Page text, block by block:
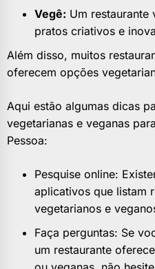
Vegê: Um restaurante
pratos criativos e
Além disso, muitos
oferecem opções
Aqui estão algumas dicas
vegetarianas e veganas
Pessoa:
Pesquise online:
aplicativos que listam
vegetarianos e
Faça perguntas: Se
um restaurante